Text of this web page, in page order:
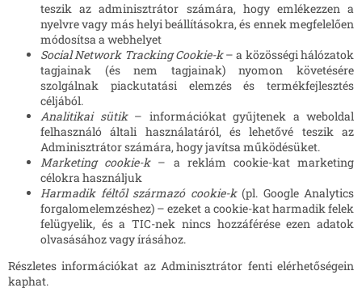
teszik az adminisztrátor számára, hogy emlékezzen a
nyelvre vagy más helyi beállításokra, és ennek megfelelően
módosítsa a webhelyet
Social Network Tracking Cookie-k– a közösségi hálózatok
tagjainak (és nem tagjainak) nyomon követésére
szolgálnak piackutatási elemzés és termékfejlesztés
céljából.
Analitikai sütik – információkat gyűjtenek a weboldal
felhasználó általi használatáról, és lehetővé teszik az
Adminisztrátor számára, hogy javítsa működésüket.
Marketing cookie-k – a reklám cookie-kat marketing
célokra használjuk
Harmadik féltől származó cookie-k (pl. Google Analytics
forgalomelemzéshez) – ezeket a cookie-kat harmadik felek
felügyelik, és a TIC-nek nincs hozzáférése ezen adatok
olvasásához vagy írásához.
Részletes információkat az Adminisztrátor fenti elérhetőségein
kaphat.